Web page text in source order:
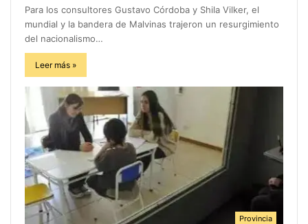
Para los consultores Gustavo Córdoba y Shila Vilker, el
mundial y la bandera de Malvinas trajeron un resurgimiento
del nacionalismo…
Leer más »
Provincia